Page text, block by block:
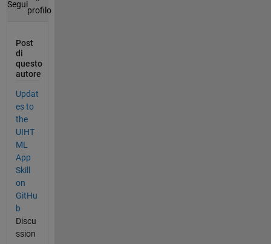
Segui
profilo
Post
di
questo
autore
Updat
es to
the
UIHT
ML
App
Skill
on
GitHu
b
Discu
ssion